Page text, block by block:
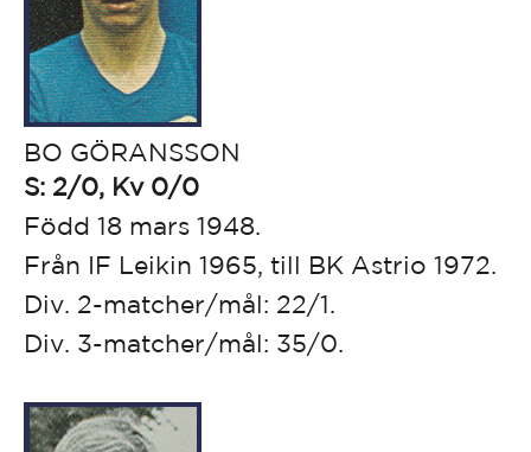
BO GÖRANSSON
S: 2/0, Kv 0/0
Född 18 mars 1948.
Från IF Leikin 1965, till BK Astrio 1972.
Div. 2-matcher/mål: 22/1.
Div. 3-matcher/mål: 35/0.